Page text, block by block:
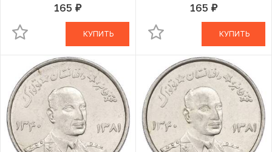
165 руб.В КОРЗИНЕ
КУПИТЬ
165 руб.В КОРЗИНЕ
КУПИТЬ